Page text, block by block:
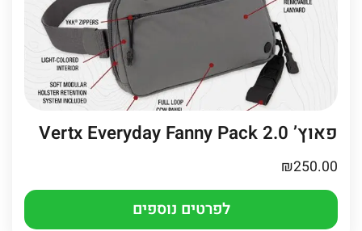
פאוץ’ Vertx Everyday Fanny Pack 2.0
₪250.00
לפרטים נוספים